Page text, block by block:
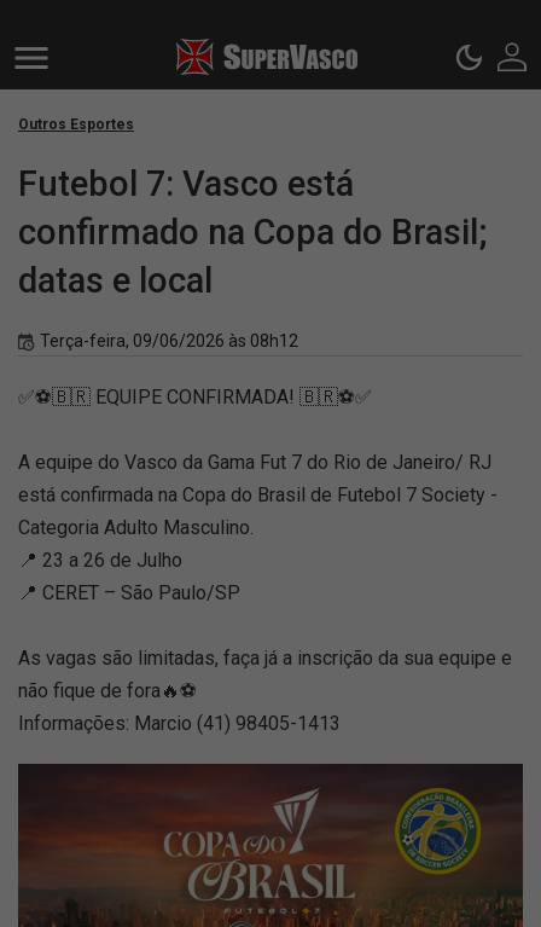
Outros Esportes
Futebol 7: Vasco está
confirmado na Copa do Brasil;
datas e local
Terça-feira, 09/06/2026 às 08h12
✅⚽🇧🇷 EQUIPE CONFIRMADA! 🇧🇷⚽✅
A equipe do Vasco da Gama Fut 7 do Rio de Janeiro/ RJ
está confirmada na Copa do Brasil de Futebol 7 Society -
Categoria Adulto Masculino.
📍 23 a 26 de Julho
📍 CERET – São Paulo/SP
As vagas são limitadas, faça já a inscrição da sua equipe e
não fique de fora🔥⚽
Informações: Marcio (41) 98405-1413